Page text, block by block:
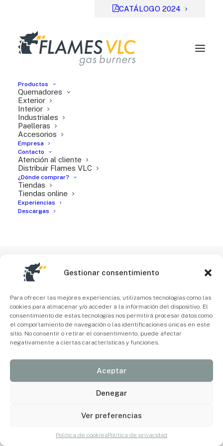
Gestionar consentimiento
Para ofrecer las mejores experiencias, utilizamos tecnologías como las
cookies para almacenar y/o acceder a la información del dispositivo. El
consentimiento de estas tecnologías nos permitirá procesar datos como
el comportamiento de navegación o las identificaciones únicas en este
sitio. No consentir o retirar el consentimiento, puede afectar
negativamente a ciertas características y funciones.
Aceptar
Denegar
Ver preferencias
Política de cookiesPolítica de privacidad
CATÁLOGO 2024
Productos
Quemadores
Exterior
Interior
Industriales
Paelleras
Accesorios
Empresa
Contacto
Atención al cliente
Distribuir Flames VLC
¿Dónde comprar?
Tiendas
Tiendas online
Experiencias
Descargas
File Type:
Categories:
Tags:DE